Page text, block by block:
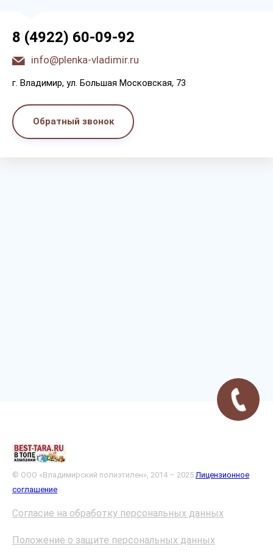
8 (4922) 60-09-92
info@plenka-vladimir.ru
г. Bлaдимиp, yл. Бoльшaя Мocкoвcкaя, 73
Обратный звонок
© ООО «Владимирский полиэтилен», 2014 – 2025 Лицензионное
соглашение
Согласие на обработку персональных данных
Положение о защите персональных данных